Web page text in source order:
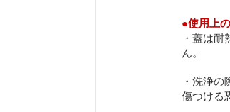
●使用上
・蓋は
ん。
・洗浄
傷つける